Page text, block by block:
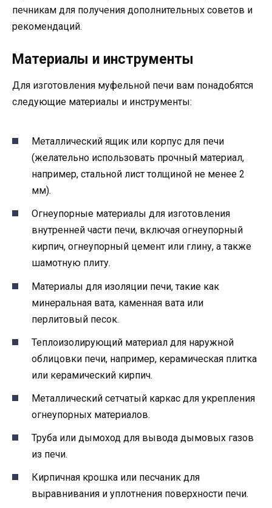
печникам для получения дополнительных советов и
рекомендаций.
Материалы и инструменты
Для изготовления муфельной печи вам понадобятся
следующие материалы и инструменты:
Металлический ящик или корпус для печи
(желательно использовать прочный материал,
например, стальной лист толщиной не менее 2
мм).
Огнеупорные материалы для изготовления
внутренней части печи, включая огнеупорный
кирпич, огнеупорный цемент или глину, а также
шамотную плиту.
Материалы для изоляции печи, такие как
минеральная вата, каменная вата или
перлитовый песок.
Теплоизолирующий материал для наружной
облицовки печи, например, керамическая плитка
или керамический кирпич.
Металлический сетчатый каркас для укрепления
огнеупорных материалов.
Труба или дымоход для вывода дымовых газов
из печи.
Кирпичная крошка или песчаник для
выравнивания и уплотнения поверхности печи.